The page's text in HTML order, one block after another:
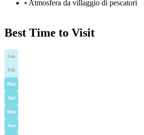
• Atmosfera da villaggio di pescatori
Best Time to Visit
Jan
Feb
Mar
Apr
May
Jun